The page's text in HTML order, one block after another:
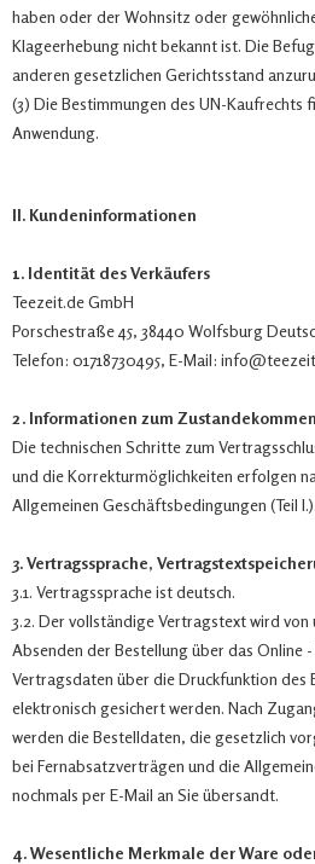
haben oder der Wohnsitz oder
Klageerhebung nicht bekannt ist. Die
anderen gesetzlichen Gerichtsstand
(3) Die Bestimmungen des UN-Kaufrechts
Anwendung.
II. Kundeninformationen
1. Identität des Verkäufers
Teezeit.de GmbH
Porschestraße 45, 38440 Wolfsburg
Telefon: 01718730495, E-Mail:
2. Informationen zum
Die technischen Schritte zum
und die Korrekturmöglichkeiten erfolgen
Allgemeinen Geschäftsbedingungen (Teil I.).
3. Vertragssprache,
3.1. Vertragssprache ist deutsch.
3.2. Der vollständige Vertragstext wird von
Absenden der Bestellung über das Online
Vertragsdaten über die Druckfunktion des
elektronisch gesichert werden. Nach
werden die Bestelldaten, die gesetzlich
bei Fernabsatzverträgen und die
nochmals per E-Mail an Sie übersandt.
4. Wesentliche Merkmale der Ware